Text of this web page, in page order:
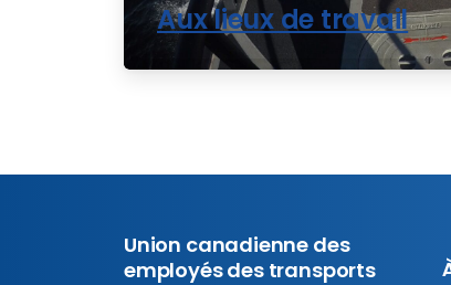
Aux lieux de travail
Union canadienne des
employés des transports